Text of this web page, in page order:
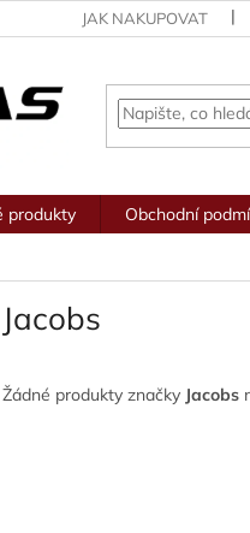
JAK NAKUPOVAT
produkty Obchodní
Jacobs
Žádné produkty značky Jacobs